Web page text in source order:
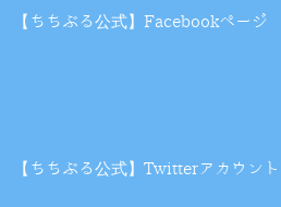
【ちちぶる公式】Facebookページ
【ちちぶる公式】Twitterアカウント